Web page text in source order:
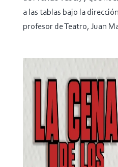
a las tablas bajo la
profesor de Teatro, Juan